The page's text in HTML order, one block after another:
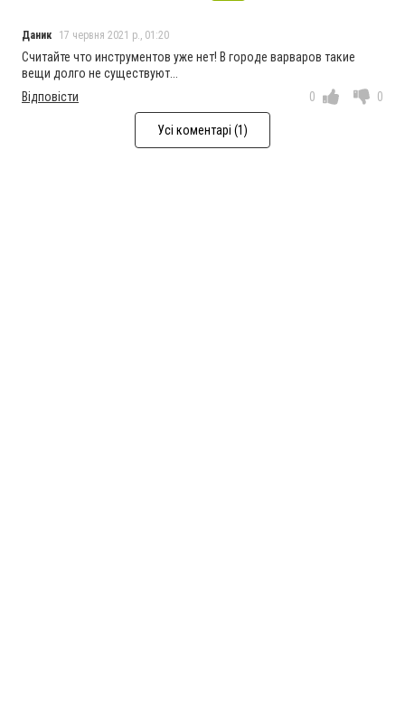
Даник 17 червня 2021 р., 01:20
Считайте что инструментов уже нет! В городе варваров такие
вещи долго не существуют...
Відповісти
0 0
Усі коментарі (1)